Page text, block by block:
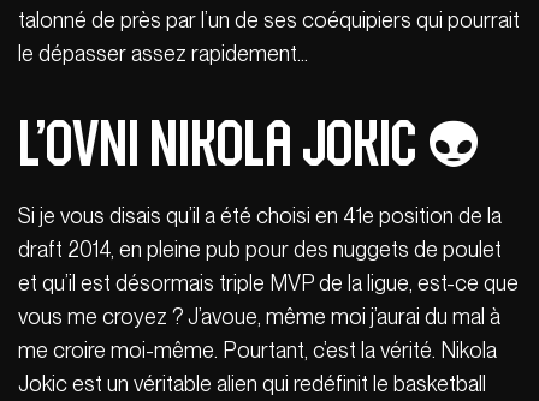
talonné de près par l’un de ses coéquipiers qui pourrait
le dépasser assez rapidement…
L’ovni Nikola Jokic 👽
Si je vous disais qu’il a été choisi en 41e position de la
draft 2014, en pleine pub pour des nuggets de poulet
et qu’il est désormais triple MVP de la ligue, est-ce que
vous me croyez ? J’avoue, même moi j’aurai du mal à
me croire moi-même. Pourtant, c’est la vérité. Nikola
Jokic est un véritable alien qui redéfinit le basketball